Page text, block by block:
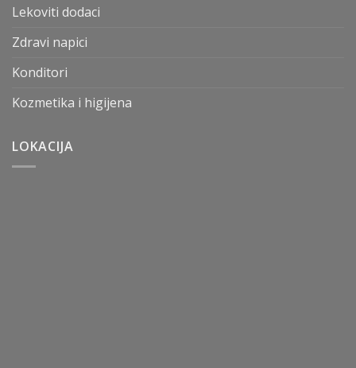
Lekoviti dodaci
Zdravi napici
Konditori
Kozmetika i higijena
LOKACIJA